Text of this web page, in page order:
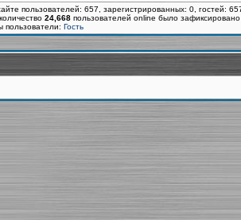
пользователей: 657, зарегистрированных: 0, гостей:
24,668 пользователей online было
пользователи: Гость